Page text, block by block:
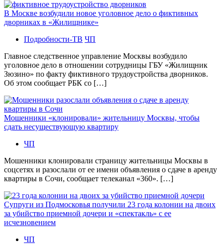
В Москве возбудили новое уголовное дело о фиктивных
дворниках в «Жилищнике»
Подробности-ТВ ЧП
Главное следственное управление Москвы возбудило
уголовное дело в отношении сотрудницы ГБУ «Жилищник
Зюзино» по факту фиктивного трудоустройства дворников.
Об этом сообщает РБК со […]
Мошенники «клонировали» жительницу Москвы, чтобы
сдать несуществующую квартиру
ЧП
Мошенники клонировали страницу жительницы Москвы в
соцсетях и разослали от ее имени объявления о сдаче в аренду
квартиры в Сочи, сообщает телеканал «360». […]
Супруги из Подмосковья получили 23 года колонии на двоих
за убийство приемной дочери и «спектакль» с ее
исчезновением
ЧП